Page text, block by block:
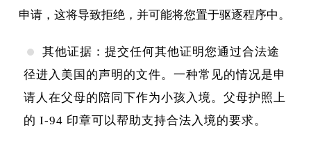
申请，这将导致拒绝，并可能将您置于驱逐程序中。
其他证据：提交任何其他证明您通过合法途
径进入美国的声明的文件。一种常见的情况是申
请人在父母的陪同下作为小孩入境。父母护照上
的 I-94 印章可以帮助支持合法入境的要求。